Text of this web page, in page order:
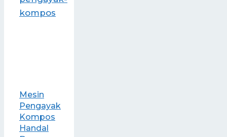
Mesin
Pengayak
Kompos
Handal